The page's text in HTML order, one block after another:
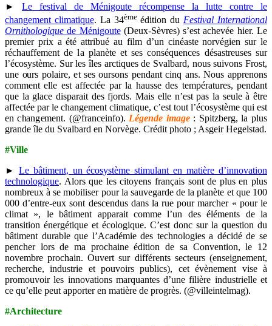
► Le festival de Ménigoute récompense la lutte contre le
changement climatique. La 34èmeédition du Festival International
Ornithologique de Ménigoute(Deux-Sèvres) s’est achevée hier. Le
premier prix a été attribué au film d’un cinéaste norvégien sur le
réchauffement de la planète et ses conséquences désastreuses sur
l’écosystème. Sur les îles arctiques de Svalbard, nous suivons Frost,
une ours polaire, et ses oursons pendant cinq ans. Nous apprenons
comment elle est affectée par la hausse des températures, pendant
que la glace disparait des fjords. Mais elle n’est pas la seule à être
affectée par le changement climatique, c’est tout l’écosystème qui est
en changement. (@franceinfo). Légende image : Spitzberg, la plus
grande île du Svalbard en Norvège. Crédit photo ; Asgeir Hegelstad.
#Ville
► Le bâtiment, un écosystème stimulant en matière d’innovation
technologique. Alors que les citoyens français sont de plus en plus
nombreux à se mobiliser pour la sauvegarde de la planète et que 100
000 d’entre-eux sont descendus dans la rue pour marcher « pour le
climat », le bâtiment apparait comme l’un des éléments de la
transition énergétique et écologique. C’est donc sur la question du
bâtiment durable que l’Académie des technologies a décidé de se
pencher lors de ma prochaine édition de sa Convention, le 12
novembre prochain. Ouvert sur différents secteurs (enseignement,
recherche, industrie et pouvoirs publics), cet évènement vise à
promouvoir les innovations marquantes d’une filière industrielle et
ce qu’elle peut apporter en matière de progrès. (@villeintelmag).
#Architecture